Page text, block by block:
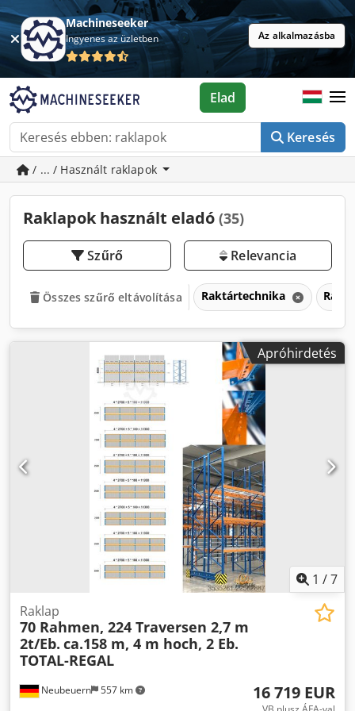
Machineseeker
Ingyenes az üzletben Az alkalmazásba
Keresés
Elad
/ ... / Használt raklapok
Raklapok használt eladó (35)
Szűrő Relevancia
Összes szűrő eltávolítása Raktártechnika
Apróhirdetés
1 /7
Neubeuern 557 km
Raklap
70 Rahmen, 224 Traversen 2,7 m
2t/Eb. ca.158 m, 4 m hoch, 2 Eb.
TOTAL-REGAL
16 719 EUR